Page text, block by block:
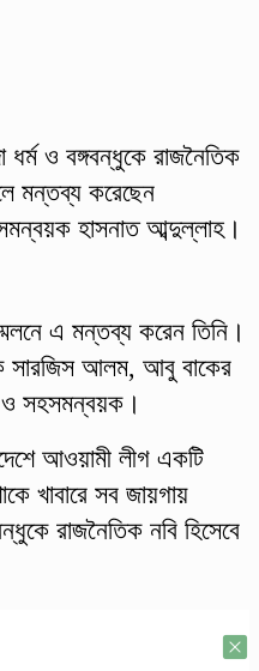
ও বঙ্গবন্ধুকে রাজনৈতিক
মন্তব্য করেছেন
হাসনাত আব্দুল্লাহ।
এ মন্তব্য করেন তিনি।
সারজিস আলম, আবু বাকের
সহসমন্বয়ক।
আওয়ামী লীগ একটি
খাবারে সব জায়গায়
রাজনৈতিক নবি হিসেবে